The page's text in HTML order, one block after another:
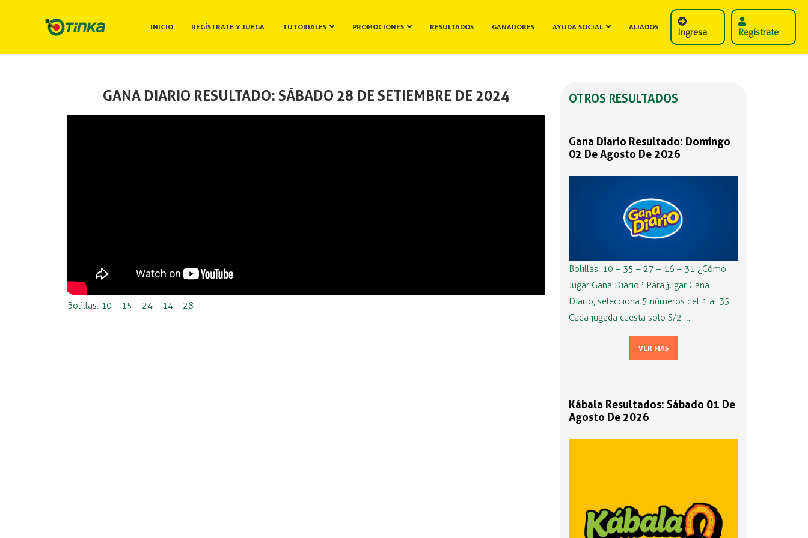
INICIO REGÍSTRATE Y JUEGA TUTORIALES PROMOCIONES RESULTADOS GANADORES AYUDA SOCIAL ALIADOS Ingresa Regístrate
GANA DIARIO RESULTADO: SÁBADO 28 DE SETIEMBRE DE 2024
Bolillas: 10 – 15 – 24 – 14 – 28
OTROS RESULTADOS
Gana Diario Resultado: Domingo
02 De Agosto De 2026
Bolillas: 10 – 35 – 27 – 16 – 31 ¿Cómo
Jugar Gana Diario? Para jugar Gana
Diario, selecciona 5 números del 1 al 35.
Cada jugada cuesta solo S/2 …
VER MÁS
Kábala Resultados: Sábado 01 De
Agosto De 2026